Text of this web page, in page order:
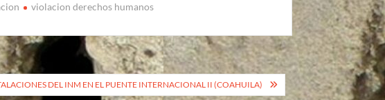
violacion derechos humanos
DEL INM EN EL PUENTE INTERNACIONAL II (COAHUILA)